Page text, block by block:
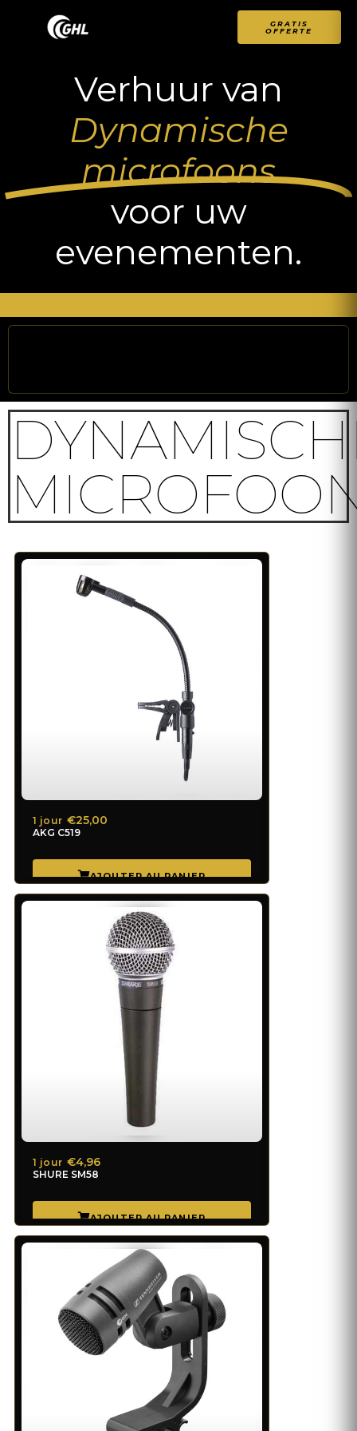
GRATIS
OFFERTE
Verhuur van
Dynamische
microfoons
voor uw
evenementen.
AKG C519
1 jour €25,00
SHURE SM58
1 jour €4,96